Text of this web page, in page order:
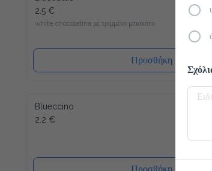
2.5 €
white chocolatina με τριμμένο μπισκότο
Προσθήκη
Blueccino
2.2 €
Προσθήκη